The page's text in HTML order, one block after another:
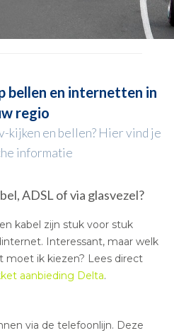
bellen en internetten in
regio
kijken en bellen? Hier vind je
informatie
ADSL of via glasvezel?
kabel zijn stuk voor stuk
Interessant, maar welk
moet ik kiezen? Lees direct
aanbieding Delta.
via de telefoonlijn. Deze